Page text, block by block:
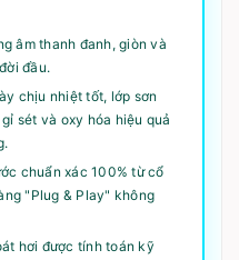
âm thanh đanh, giòn và
đầu.
chịu nhiệt tốt, lớp sơn
sét và oxy hóa hiệu quả
chuẩn xác 100% từ cổ
"Plug & Play" không
hơi được tính toán kỹ